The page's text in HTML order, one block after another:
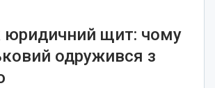
щит: чому
одружився з